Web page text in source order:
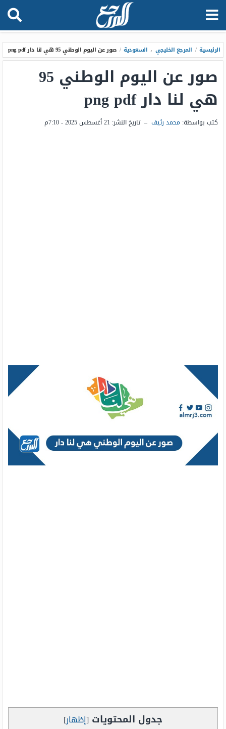
الرئيسية / المرجع الخليجي ، السعودية / صور عن اليوم الوطني 95 هي لنا دار png pdf
صور عن اليوم الوطني 95
هي لنا دار png pdf
كتب بواسطة: محمد رئيف – تاريخ النشر: 21 أغسطس 2025 - 7:10م
جدول المحتويات [إظهار]